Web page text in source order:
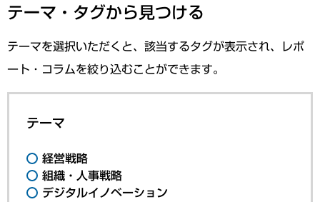
テーマ・タグから見つける
テーマを選択いただくと、該当するタグが表示され、レポ
ート・コラムを絞り込むことができます。
テーマ
経営戦略
組織・人事戦略
デジタルイノベーション